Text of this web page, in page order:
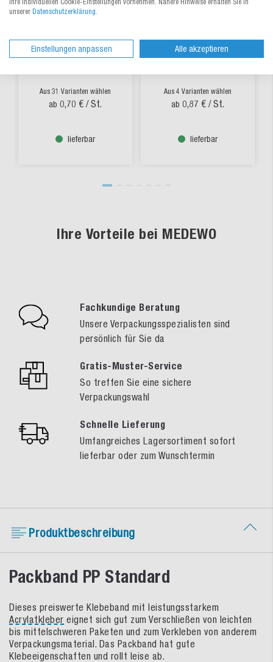
Faltkarton 1- & 2-
wellig, braun, 400 - 499
Aus 31 Varianten wählen
ab 0,70 € / St.
lieferbar
Kreuzverpackung
einteilig, höhenvariabel
Aus 4 Varianten wählen
ab 0,87 € / St.
lieferbar
Ihre Vorteile bei MEDEWO
Fachkundige Beratung
Unsere Verpackungsspezialisten sind
persönlich für Sie da
Gratis-Muster-Service
So treffen Sie eine sichere
Verpackungswahl
Schnelle Lieferung
Umfangreiches Lagersortiment sofort
lieferbar oder zum Wunschtermin
Produktbeschreibung
Packband PP Standard
Dieses preiswerte Klebeband mit leistungsstarkem
Acrylatkleber eignet sich gut zum Verschließen von leichten
bis mittelschweren Paketen und zum Verkleben von anderem
Verpackungsmaterial. Das Packband hat gute
Klebeeigenschaften und rollt leise ab.
Ihre individuellen Cookie-Einstellungen vornehmen. Nähere Hinweise erhalten Sie in
unserer Datenschutzerklärung.
Einstellungen anpassen Alle akzeptieren